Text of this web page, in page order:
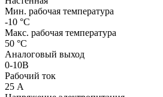
Мин. рабочая температура
-10 °С
Макс. рабочая температура
50 °С
Аналоговый выход
0-10В
Рабочий ток
25 А